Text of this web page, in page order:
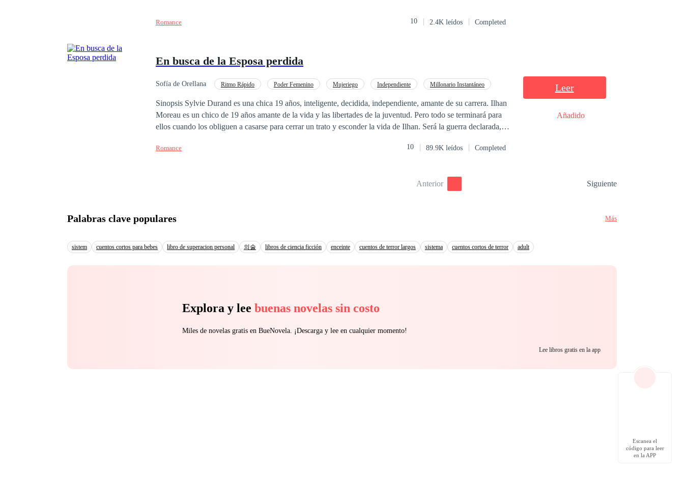
Romance 10 2.4K leídos Completed
En busca de la Esposa perdida
Sofía de Orellana Ritmo Rápido Poder Femenino Mujeriego Independiente
Millonario Instantáneo
Sinopsis Sylvie Durand es una chica 19 años, inteligente, decidida, independiente, amante de su carrera. Ilhan
Moreau es un chico de 19 años amante de la vida y las libertades de la juventud. Pero todo se terminará para
ellos cuando los obliguen a casarse para cerrar un trato y esconder la vida de Ilhan. Será la guerra declarada,
¿Podrán volver a unirse luego de terminar con su matrimonio?
Romance 10 89.9K leídos Completed
Leer
Añadido
Anterior Siguiente
Palabras clave populares Más
sistem cuentos cortos para bebes libro de superacion personal 의술 libros de ciencia ficción enceinte cuentos de terror largos sistema cuentos cortos de terror adult
Explora y lee buenas novelas sin costo
Miles de novelas gratis en BueNovela. ¡Descarga y lee en cualquier momento!
Lee libros gratis en la app
Escanea el
código para leer
en la APP